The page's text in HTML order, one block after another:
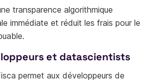
transparence algorithmique
immédiate et réduit les frais pour le
et datascientists
permet aux développeurs de